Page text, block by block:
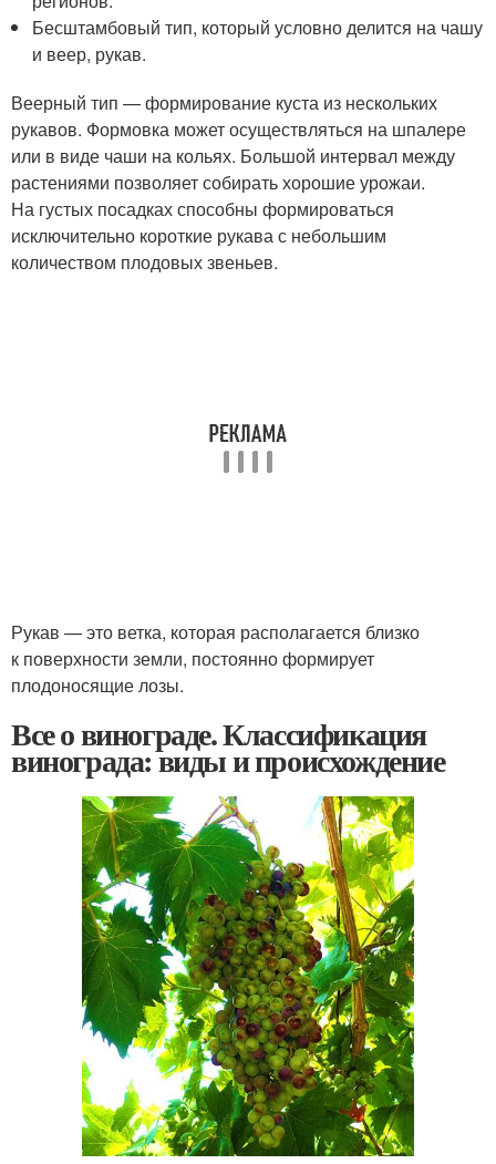
Бесштамбовый тип, который условно делится на чашу
и веер, рукав.
Веерный тип — формирование куста из нескольких
рукавов. Формовка может осуществляться на шпалере
или в виде чаши на кольях. Большой интервал между
растениями позволяет собирать хорошие урожаи.
На густых посадках способны формироваться
исключительно короткие рукава с небольшим
количеством плодовых звеньев.
Рукав — это ветка, которая располагается близко
к поверхности земли, постоянно формирует
плодоносящие лозы.
Все о винограде. Классификация
винограда: виды и происхождение